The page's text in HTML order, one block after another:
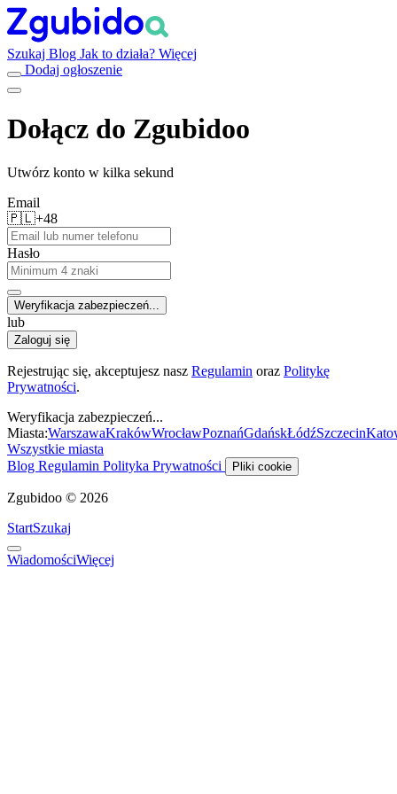
Szukaj Blog Jak to działa? Więcej
Dodaj ogłoszenie
Dołącz do Zgubidoo
Utwórz konto w kilka sekund
Email
🇵🇱+48
Hasło
Weryfikacja zabezpieczeń...
lub
Zaloguj się
Rejestrując się, akceptujesz nasz Regulamin oraz Politykę
Prywatności.
Weryfikacja zabezpieczeń...
Miasta:WarszawaKrakówWrocławPoznańGdańskŁódźSzczecin
Wszystkie miasta
Blog Regulamin Polityka Prywatności Pliki cookie
Zgubidoo © 2026
StartSzukaj
WiadomościWięcej